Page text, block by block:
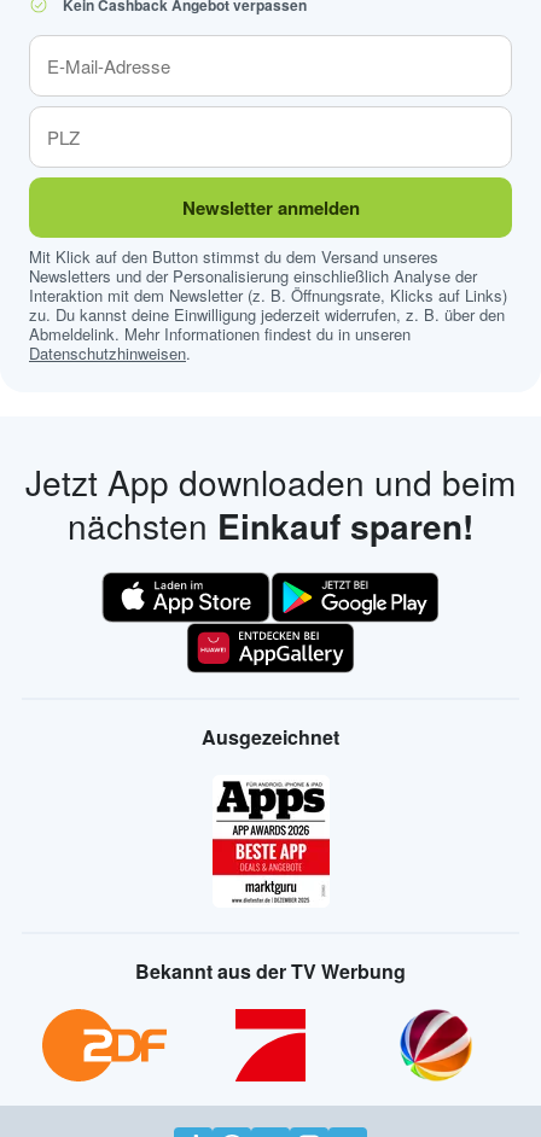
Kein Cashback Angebot verpassen
Newsletter anmelden
Mit Klick auf den Button stimmst du dem Versand unseres
Newsletters und der Personalisierung einschließlich Analyse der
Interaktion mit dem Newsletter (z. B. Öffnungsrate, Klicks auf Links)
zu. Du kannst deine Einwilligung jederzeit widerrufen, z. B. über den
Abmeldelink. Mehr Informationen findest du in unseren
Datenschutzhinweisen.
Jetzt App downloaden und beim
nächsten Einkauf sparen!
Ausgezeichnet
Bekannt aus der TV Werbung